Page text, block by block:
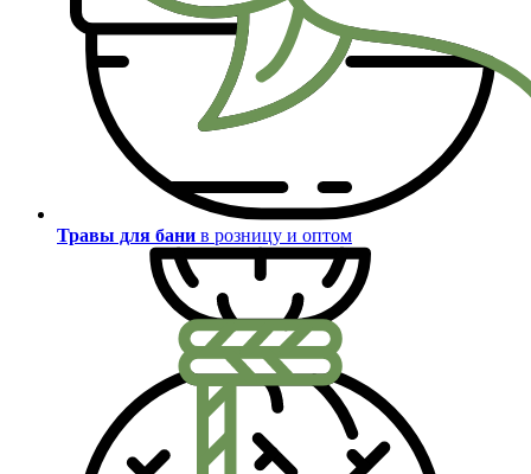
Травы для бани в розницу и оптом